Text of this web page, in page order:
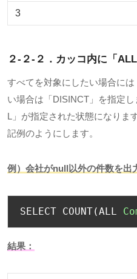
3
２-２-２．カッコ内に「 ALL
すべてを対象にしたい場合には
い場合は「 DISINCT 」を指定
L 」が指定された状態になりま
記例のようにします。
例）会社がnull以外の件数を出
SELECT COUNT(ALL
結果：